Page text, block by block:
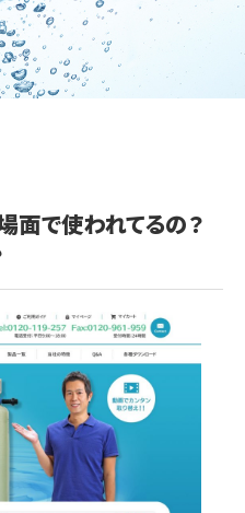
面で使われてるの？